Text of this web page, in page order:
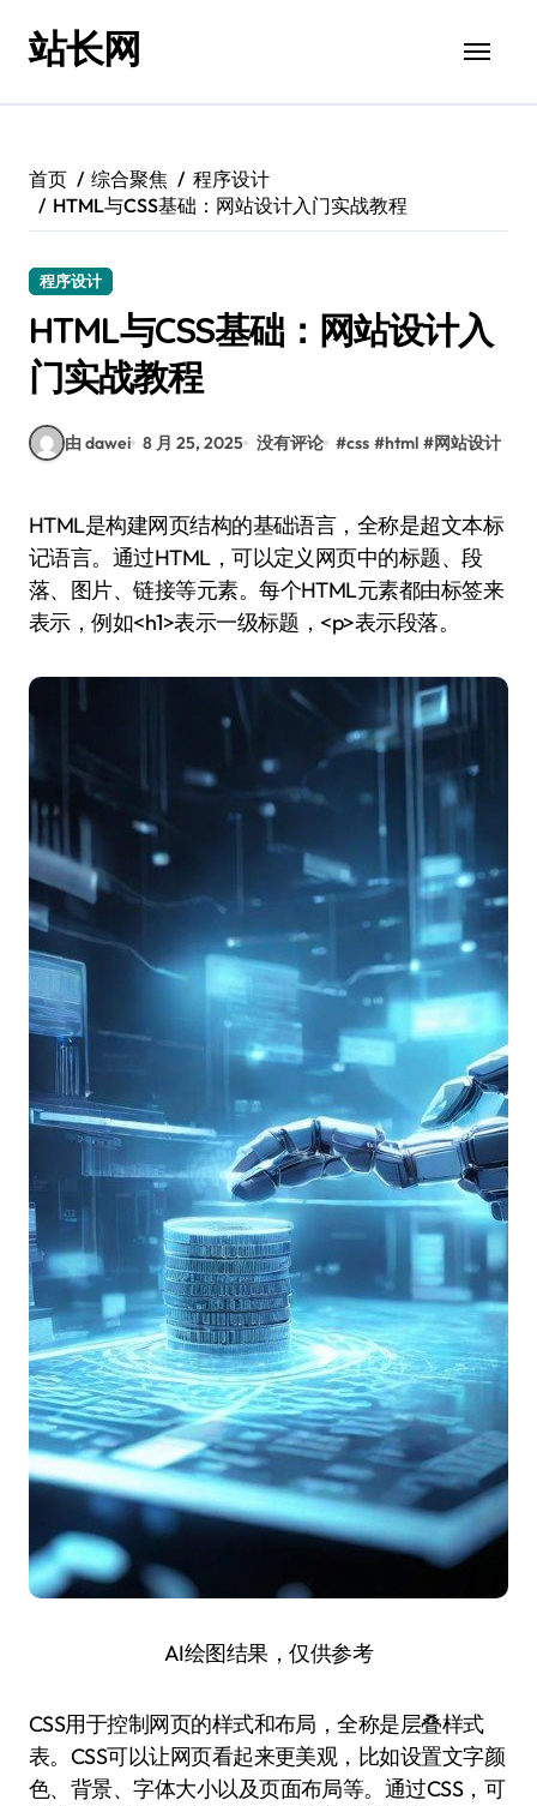
站长网
首页 综合聚焦
程序设计
HTML与CSS基础：网站设计入门实战教程
程序设计
HTML与CSS基础：网站设计入
门实战教程
由 dawei 8 月 25, 2025 没有评论 #css #html #网站设计
HTML是构建网页结构的基础语言，全称是超文本标
记语言。通过HTML，可以定义网页中的标题、段
落、图片、链接等元素。每个HTML元素都由标签来
表示，例如<h1>表示一级标题，<p>表示段落。
AI绘图结果，仅供参考
CSS用于控制网页的样式和布局，全称是层叠样式
表。CSS可以让网页看起来更美观，比如设置文字颜
色、背景、字体大小以及页面布局等。通过CSS，可